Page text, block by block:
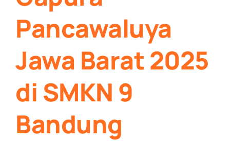
Pancawaluya
Jawa Barat 2025
di SMKN 9
Bandung